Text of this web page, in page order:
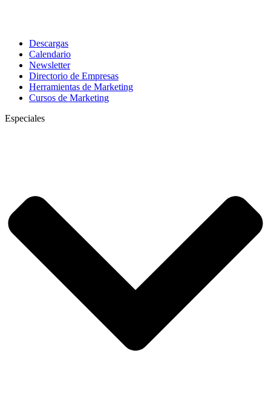
Descargas
Calendario
Newsletter
Directorio de Empresas
Herramientas de Marketing
Cursos de Marketing
Especiales